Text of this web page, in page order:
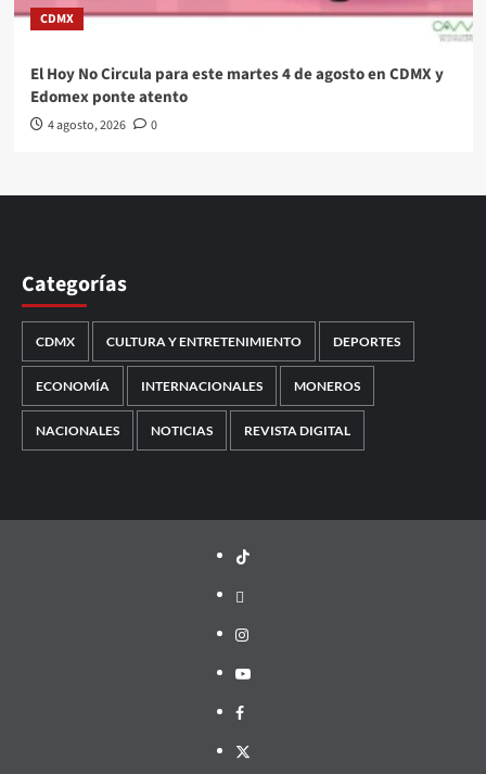
CDMX
El Hoy No Circula para este martes 4 de agosto en CDMX y
Edomex ponte atento
4 agosto, 2026 0
Categorías
CDMX CULTURA Y ENTRETENIMIENTO DEPORTES
ECONOMÍA INTERNACIONALES MONEROS
NACIONALES NOTICIAS REVISTA DIGITAL
TikTok
threads
Instagram
Youtube
Facebook
X